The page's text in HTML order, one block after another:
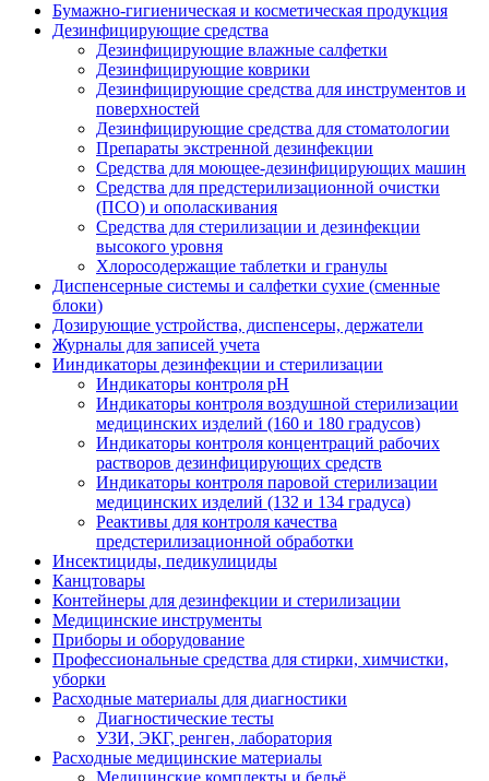
Бумажно-гигиеническая и косметическая продукция
Дезинфицирующие средства
Дезинфицирующие влажные салфетки
Дезинфицирующие коврики
Дезинфицирующие средства для инструментов и
поверхностей
Дезинфицирующие средства для стоматологии
Препараты экстренной дезинфекции
Средства для моющее-дезинфицирующих машин
Средства для предстерилизационной очистки
(ПСО) и ополаскивания
Средства для стерилизации и дезинфекции
высокого уровня
Хлоросодержащие таблетки и гранулы
Диспенсерные системы и салфетки сухие (сменные
блоки)
Дозирующие устройства, диспенсеры, держатели
Журналы для записей учета
Ииндикаторы дезинфекции и стерилизации
Индикаторы контроля pH
Индикаторы контроля воздушной стерилизации
медицинских изделий (160 и 180 градусов)
Индикаторы контроля концентраций рабочих
растворов дезинфицирующих средств
Индикаторы контроля паровой стерилизации
медицинских изделий (132 и 134 градуса)
Реактивы для контроля качества
предстерилизационной обработки
Инсектициды, педикулициды
Канцтовары
Контейнеры для дезинфекции и стерилизации
Медицинские инструменты
Приборы и оборудование
Профессиональные средства для стирки, химчистки,
уборки
Расходные материалы для диагностики
Диагностические тесты
УЗИ, ЭКГ, ренген, лаборатория
Расходные медицинские материалы
Медицинские комплекты и бельё